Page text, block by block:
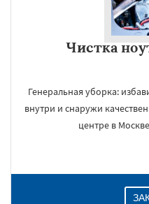
Чистка
Генеральная уборка:
внутри и снаружи
центре в